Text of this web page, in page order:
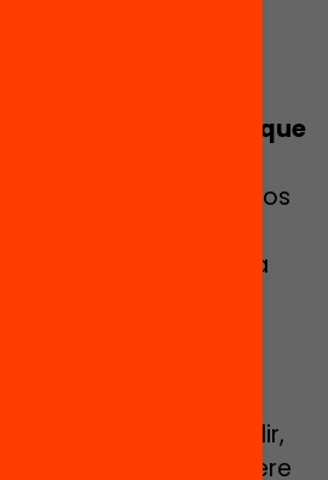
o temps de
els diversos
al dia una regulació que
de segle), o el
, des de fa mesos
pública prèvia a
el qual encara no ha
educatiu
per educar i
sector de la
ho necessita
, és a dir,
o deixar enrere